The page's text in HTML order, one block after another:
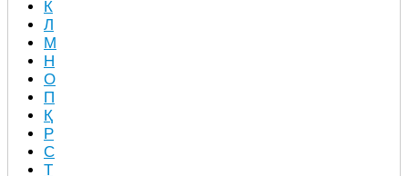
К
Л
М
Н
О
П
Қ
Р
С
Т